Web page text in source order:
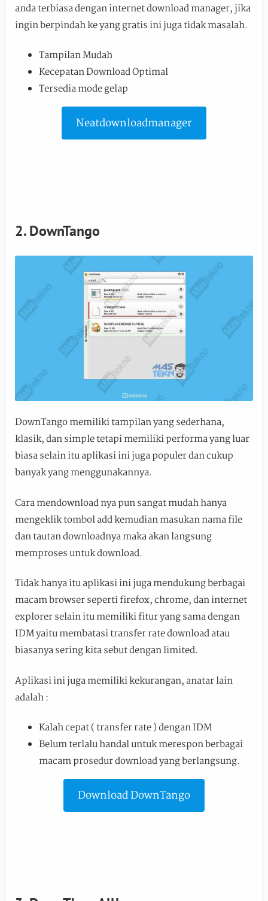
anda terbiasa dengan internet download manager, jika
ingin berpindah ke yang gratis ini juga tidak masalah.
Tampilan Mudah
Kecepatan Download Optimal
Tersedia mode gelap
Neatdownloadmanager
2. DownTango
DownTango memiliki tampilan yang sederhana,
klasik, dan simple tetapi memiliki performa yang luar
biasa selain itu aplikasi ini juga populer dan cukup
banyak yang menggunakannya.
Cara mendownload nya pun sangat mudah hanya
mengeklik tombol add kemudian masukan nama file
dan tautan downloadnya maka akan langsung
memproses untuk download.
Tidak hanya itu aplikasi ini juga mendukung berbagai
macam browser seperti firefox, chrome, dan internet
explorer selain itu memiliki fitur yang sama dengan
IDM yaitu membatasi transfer rate download atau
biasanya sering kita sebut dengan limited.
Aplikasi ini juga memiliki kekurangan, anatar lain
adalah :
Kalah cepat ( transfer rate ) dengan IDM
Belum terlalu handal untuk merespon berbagai
macam prosedur download yang berlangsung.
Download DownTango